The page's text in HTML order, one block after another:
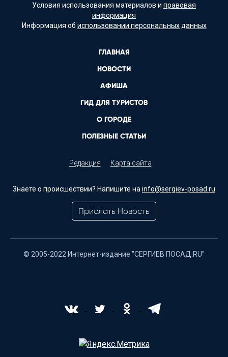
Условия использования материалов и правовая
информация
Информация об использовании персональных данных
ГЛАВНАЯ
НОВОСТИ
АФИША
ГИД ДЛЯ ТУРИСТОВ
О ГОРОДЕ
ПОЛЕЗНЫЕ СТАТЬИ
Редакция Карта сайта
Знаете о происшествии? Напишите на info@sergiev-posad.ru
Прислать Новость
© 2005-2022 Интернет-издание "СЕРГИЕВ ПОСАД.RU"